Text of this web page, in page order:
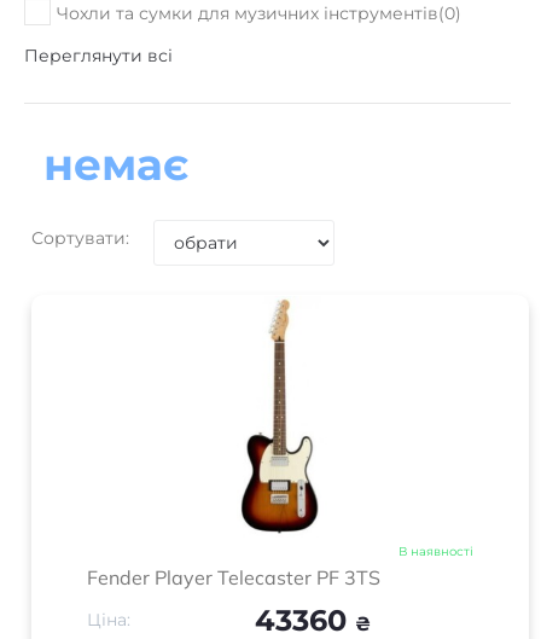
Чохли та сумки для музичних інструментів(0)
Переглянути всі
немає
Сортувати:
В наявності
Fender Player Telecaster PF 3TS
Ціна: 43360 ₴